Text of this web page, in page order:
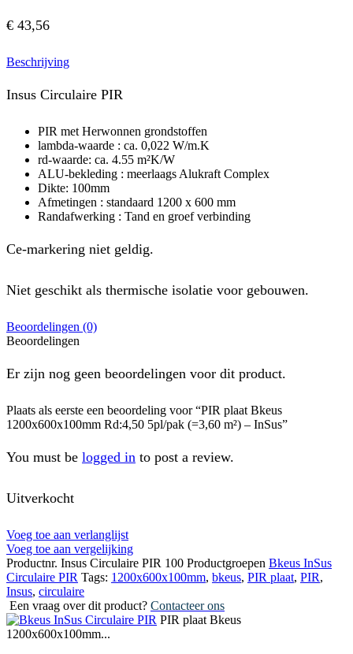
€ 43,56
Beschrijving
Insus Circulaire PIR
PIR met Herwonnen grondstoffen
lambda-waarde : ca. 0,022 W/m.K
rd-waarde: ca. 4.55 m²K/W
ALU-bekleding : meerlaags Alukraft Complex
Dikte: 100mm
Afmetingen : standaard 1200 x 600 mm
Randafwerking : Tand en groef verbinding
Ce-markering niet geldig.
Niet geschikt als thermische isolatie voor gebouwen.
Beoordelingen (0)
Beoordelingen
Er zijn nog geen beoordelingen voor dit product.
Plaats als eerste een beoordeling voor “PIR plaat Bkeus
1200x600x100mm Rd:4,50 5pl/pak (=3,60 m²) – InSus”
You must be logged in to post a review.
Uitverkocht
Voeg toe aan verlanglijst
Voeg toe aan vergelijking
Productnr. Insus Circulaire PIR 100 Productgroepen Bkeus InSus
Circulaire PIR Tags: 1200x600x100mm, bkeus, PIR plaat, PIR,
Insus, circulaire
Een vraag over dit product? Contacteer ons
PIR plaat Bkeus
1200x600x100mm...